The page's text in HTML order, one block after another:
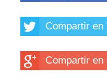
Compartir en
Compartir en